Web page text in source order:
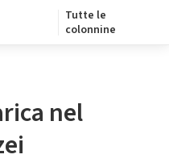
Tutte le
colonnine
nel